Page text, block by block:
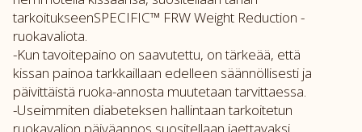
tarkoitukseenSPECIFIC™ FRW Weight Reduction -
ruokavaliota.
-Kun tavoitepaino on saavutettu, on tärkeää, että
kissan painoa tarkkaillaan edelleen säännöllisesti ja
päivittäistä ruoka-annosta muutetaan tarvittaessa.
-Useimmiten diabeteksen hallintaan tarkoitetun
ruokavalion päiväannos suositellaan jaettavaksi